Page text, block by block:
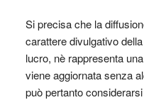
Si precisa che la
carattere divulgativo
lucro, nè rappresenta
viene aggiornata senza
può pertanto